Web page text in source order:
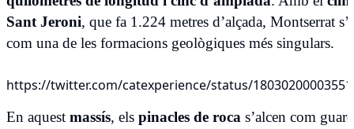
Sant Jeroni, que fa 1.224 metres d’alçada, Montserrat
com una de les formacions geològiques més singulars.
https://twitter.com/catexperience/status/
En aquest massís, els pinacles de roca s’alcen com